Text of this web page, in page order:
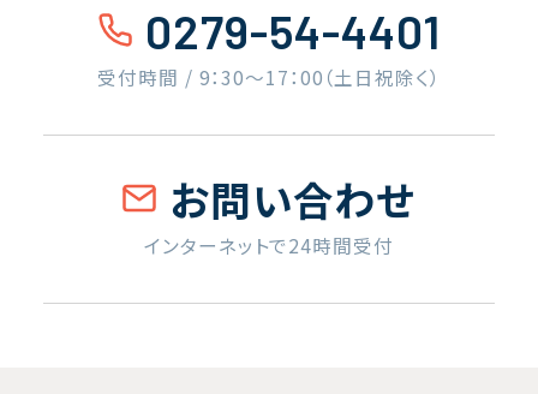
0279-54-4401
受付時間 / 9：30〜17：00（土日祝除く）
お問い合わせ
インターネットで24時間受付